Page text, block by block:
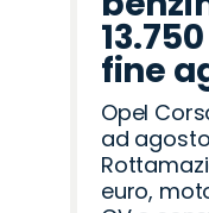
fine
Opel
ad
euro,